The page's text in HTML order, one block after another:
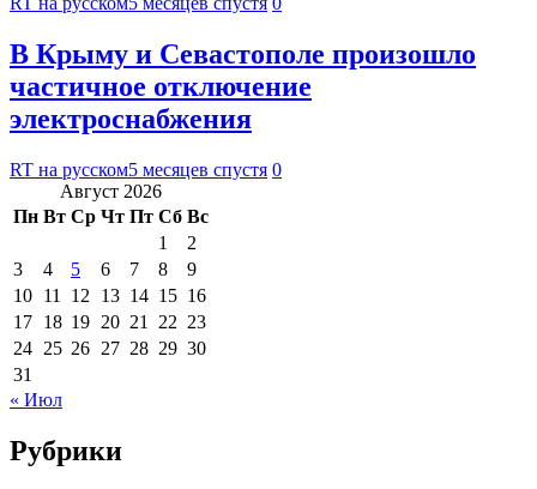
В Крыму и Севастополе произошло
частичное отключение
электроснабжения
RT на русском5 месяцев спустя 0
Август 2026
Пн Вт Ср Чт Пт Сб Вс
1
2
3
4 5 6 7 8
9
10 11 12 13 14 15 16
17 18 19 20 21 22 23
24 25 26 27 28 29 30
31
« Июл
Рубрики